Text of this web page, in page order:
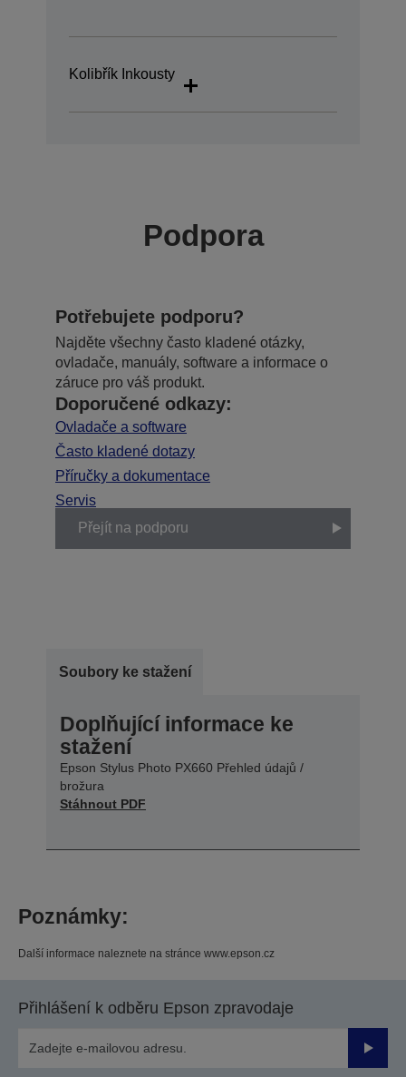
Kolibřík Inkousty
Podpora
Potřebujete podporu?
Najděte všechny často kladené otázky,
ovladače, manuály, software a informace o
záruce pro váš produkt.
Doporučené odkazy:
Ovladače a software
Často kladené dotazy
Příručky a dokumentace
Servis
Přejít na podporu
Soubory ke stažení
Doplňující informace ke
stažení
Epson Stylus Photo PX660 Přehled údajů /
brožura
Stáhnout PDF
Poznámky:
Další informace naleznete na stránce www.epson.cz
Přihlášení k odběru Epson zpravodaje